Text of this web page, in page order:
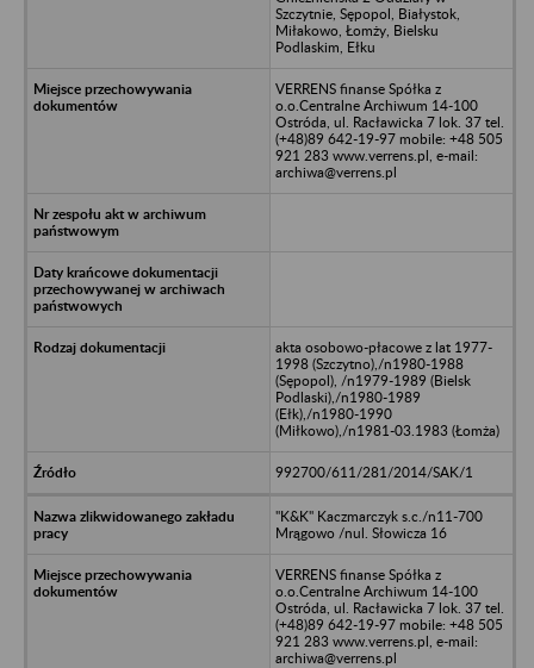
Szczytnie, Sępopol, Białystok,
Miłakowo, Łomży, Bielsku
Podlaskim, Ełku
VERRENS finanse Spółka z
o.o.Centralne Archiwum 14-100
Ostróda, ul. Racławicka 7 lok. 37 tel.
(+48)89 642-19-97 mobile: +48 505
921 283 www.verrens.pl, e-mail:
archiwa@verrens.pl
akta osobowo-płacowe z lat 1977-
1998 (Szczytno),/n1980-1988
(Sępopol), /n1979-1989 (Bielsk
Podlaski),/n1980-1989
(Ełk),/n1980-1990
(Miłkowo),/n1981-03.1983 (Łomża)
992700/611/281/2014/SAK/1
"K&K" Kaczmarczyk s.c./n11-700
Mrągowo /nul. Słowicza 16
VERRENS finanse Spółka z
o.o.Centralne Archiwum 14-100
Ostróda, ul. Racławicka 7 lok. 37 tel.
(+48)89 642-19-97 mobile: +48 505
921 283 www.verrens.pl, e-mail:
archiwa@verrens.pl